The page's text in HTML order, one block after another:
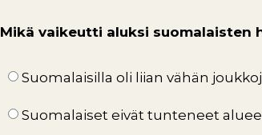
Mikä vaikeutti aluksi suomalaisten
Suomalaisilla oli liian vähän
Suomalaiset eivät tunteneet